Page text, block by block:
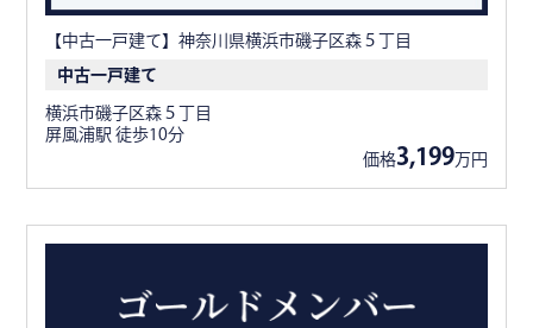
【中古一戸建て】神奈川県横浜市磯子区森５丁目
中古一戸建て
横浜市磯子区森５丁目
屏風浦駅 徒歩10分
価格3,199万円